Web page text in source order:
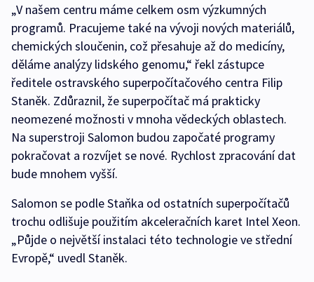
„V našem centru máme celkem osm výzkumných
programů. Pracujeme také na vývoji nových materiálů,
chemických sloučenin, což přesahuje až do medicíny,
děláme analýzy lidského genomu,“ řekl zástupce
ředitele ostravského superpočítačového centra Filip
Staněk. Zdůraznil, že superpočítač má prakticky
neomezené možnosti v mnoha vědeckých oblastech.
Na superstroji Salomon budou započaté programy
pokračovat a rozvíjet se nové. Rychlost zpracování dat
bude mnohem vyšší.
Salomon se podle Staňka od ostatních superpočítačů
trochu odlišuje použitím akceleračních karet Intel Xeon.
„Půjde o největší instalaci této technologie ve střední
Evropě,“ uvedl Staněk.